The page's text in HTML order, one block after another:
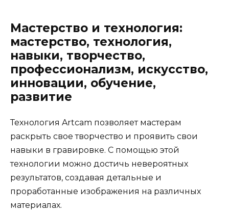
Мастерство и технология:
мастерство, технология,
навыки, творчество,
профессионализм, искусство,
инновации, обучение,
развитие
Технология Artcam позволяет мастерам
раскрыть свое творчество и проявить свои
навыки в гравировке. С помощью этой
технологии можно достичь невероятных
результатов, создавая детальные и
проработанные изображения на различных
материалах.